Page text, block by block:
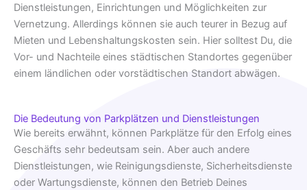
Dienstleistungen, Einrichtungen und Möglichkeiten zur
Vernetzung. Allerdings können sie auch teurer in Bezug auf
Mieten und Lebenshaltungskosten sein. Hier solltest Du, die
Vor- und Nachteile eines städtischen Standortes gegenüber
einem ländlichen oder vorstädtischen Standort abwägen.
Die Bedeutung von Parkplätzen und Dienstleistungen
Wie bereits erwähnt, können Parkplätze für den Erfolg eines
Geschäfts sehr bedeutsam sein. Aber auch andere
Dienstleistungen, wie Reinigungsdienste, Sicherheitsdienste
oder Wartungsdienste, können den Betrieb Deines